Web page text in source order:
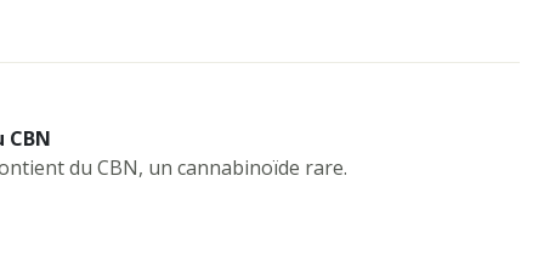
du CBN, un cannabinoïde rare.